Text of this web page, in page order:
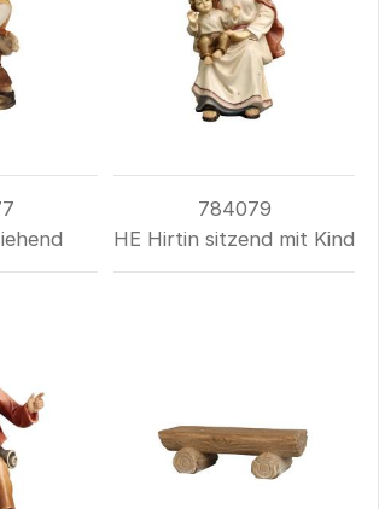
784079
HE Hirtin sitzend mit Kind